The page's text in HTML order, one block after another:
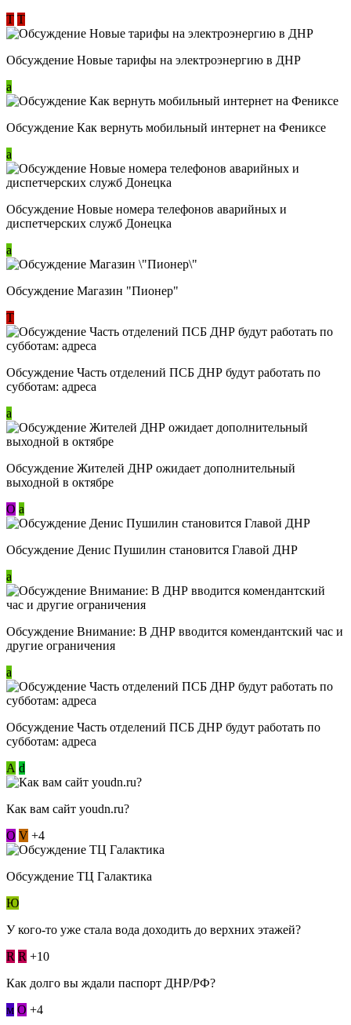
Т Т
Обсуждение Новые тарифы на электроэнергию в ДНР
a
Обсуждение Как вернуть мобильный интернет на Фениксе
a
Обсуждение Новые номера телефонов аварийных и
диспетчерских служб Донецка
a
Обсуждение Магазин "Пионер"
Т
Обсуждение Часть отделений ПСБ ДНР будут работать по
субботам: адреса
a
Обсуждение Жителей ДНР ожидает дополнительный
выходной в октябре
О a
Обсуждение Денис Пушилин становится Главой ДНР
a
Обсуждение Внимание: В ДНР вводится комендантский час и
другие ограничения
a
Обсуждение Часть отделений ПСБ ДНР будут работать по
субботам: адреса
А d
Как вам сайт youdn.ru?
О V +4
Обсуждение ТЦ Галактика
Ю
У кого-то уже стала вода доходить до верхних этажей?
R R +10
Как долго вы ждали паспорт ДНР/РФ?
м О +4